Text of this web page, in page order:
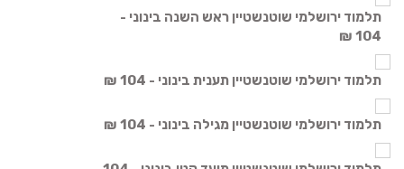
תלמוד ירושלמי שוטנשטיין ראש השנה בינוני -
104 ₪
תלמוד ירושלמי שוטנשטיין תענית בינוני - 104 ₪
תלמוד ירושלמי שוטנשטיין מגילה בינוני - 104 ₪